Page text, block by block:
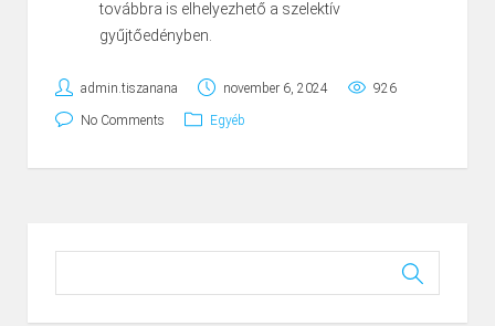
továbbra is elhelyezhető a szelektív
gyűjtőedényben.
admin.tiszanana november 6, 2024 926
No Comments Egyéb